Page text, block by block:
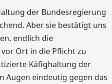
der Bundesregierung
Aber sie bestätigt uns
endlich die
Ort in die Pflicht zu
Käfighaltung der
Augen eindeutig gegen das